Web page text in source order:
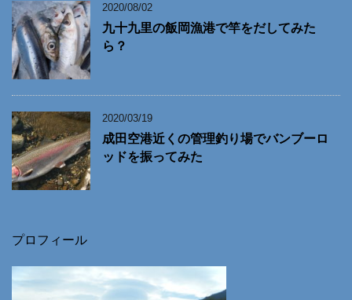
2020/08/02
九十九里の飯岡漁港で竿をだしてみた
ら？
2020/03/19
成田空港近くの管理釣り場でバンブーロ
ッドを振ってみた
プロフィール